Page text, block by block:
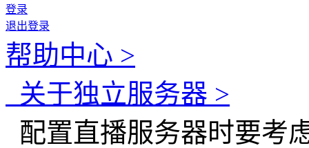
登录
退出登录
帮助中心 >
关于独立服务器 >
配置直播服务器时要考